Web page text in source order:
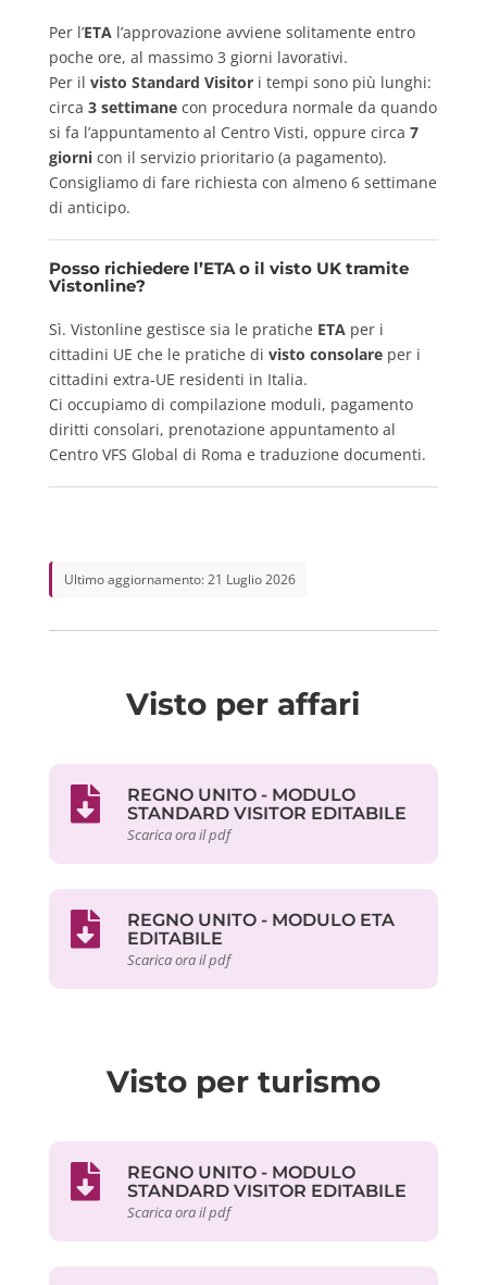
Per l’ETAl’approvazione avviene solitamente entro
poche ore, al massimo 3 giorni lavorativi.
Per il visto Standard Visitori tempi sono più lunghi:
circa 3 settimanecon procedura normale da quando
si fa l’appuntamento al Centro Visti, oppure circa 7
giorni con il servizio prioritario (a pagamento).
Consigliamo di fare richiesta con almeno 6 settimane
di anticipo.
Posso richiedere l’ETA o il visto UK tramite
Vistonline?
Sì. Vistonline gestisce sia le pratiche ETAper i
cittadini UE che le pratiche di visto consolareper i
cittadini extra-UE residenti in Italia.
Ci occupiamo di compilazione moduli, pagamento
diritti consolari, prenotazione appuntamento al
Centro VFS Global di Roma e traduzione documenti.
Ultimo aggiornamento: 21 Luglio 2026
Visto per affari
REGNO UNITO - MODULO
STANDARD VISITOR EDITABILE
Scarica ora il pdf
REGNO UNITO - MODULO ETA
EDITABILE
Scarica ora il pdf
Visto per turismo
REGNO UNITO - MODULO
STANDARD VISITOR EDITABILE
Scarica ora il pdf